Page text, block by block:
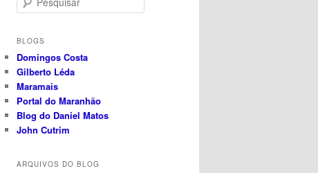
e
q
i
s
a
r
BLOGS
Domingos Costa
Gilberto Léda
Maramais
Portal do Maranhão
Blog do Daniel Matos
John Cutrim
ARQUIVOS DO BLOG